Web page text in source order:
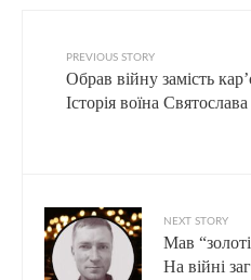
PREVIOUS STORY
Обрав війну замість
Історія воїна
NEXT STORY
Мав
На війні